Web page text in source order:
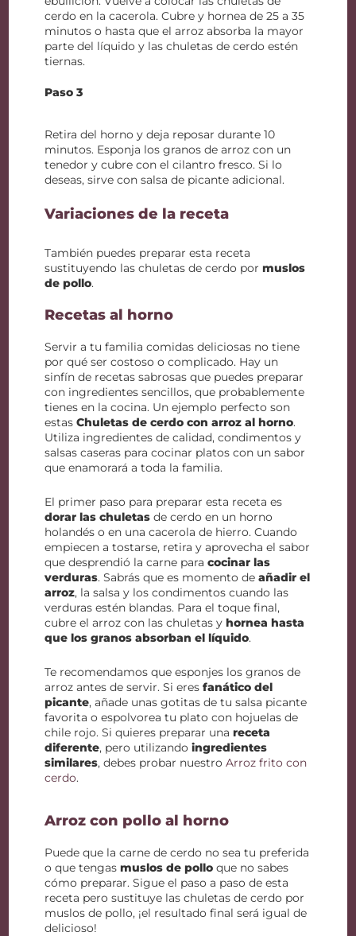
cerdo en la cacerola. Cubre y hornea de 25 a 35
minutos o hasta que el arroz absorba la mayor
parte del líquido y las chuletas de cerdo estén
tiernas.
Paso 3
Retira del horno y deja reposar durante 10
minutos. Esponja los granos de arroz con un
tenedor y cubre con el cilantro fresco. Si lo
deseas, sirve con salsa de picante adicional.
Variaciones de la receta
También puedes preparar esta receta
sustituyendo las chuletas de cerdo pormuslos
de pollo.
Recetas al horno
Servir a tu familia comidas deliciosas no tiene
por qué ser costoso o complicado. Hay un
sinfín de recetas sabrosas que puedes preparar
con ingredientes sencillos, que probablemente
tienes en la cocina. Un ejemplo perfecto son
estasChuletas de cerdo con arroz al horno.
Utiliza ingredientes de calidad, condimentos y
salsas caseras para cocinar platos con un sabor
que enamorará a toda la familia.
El primer paso para preparar esta receta es
dorar las chuletas de cerdo en un horno
holandés o en una cacerola de hierro. Cuando
empiecen a tostarse, retira y aprovecha el sabor
que desprendió la carne paracocinar las
verduras. Sabrás que es momento deañadir el
arroz, la salsa y los condimentos cuando las
verduras estén blandas. Para el toque final,
cubre el arroz con las chuletas yhornea hasta
que los granos absorban el líquido.
Te recomendamos que esponjes los granos de
arroz antes de servir. Si eresfanático del
picante, añade unas gotitas de tu salsa picante
favorita o espolvorea tu plato con hojuelas de
chile rojo. Si quieres preparar unareceta
diferente, pero utilizandoingredientes
similares, debes probar nuestroArroz frito con
cerdo.
Arroz con pollo al horno
Puede que la carne de cerdo no sea tu preferida
o que tengasmuslos de pollo que no sabes
cómo preparar. Sigue el paso a paso de esta
receta pero sustituye las chuletas de cerdo por
muslos de pollo, ¡el resultado final será igual de
delicioso!